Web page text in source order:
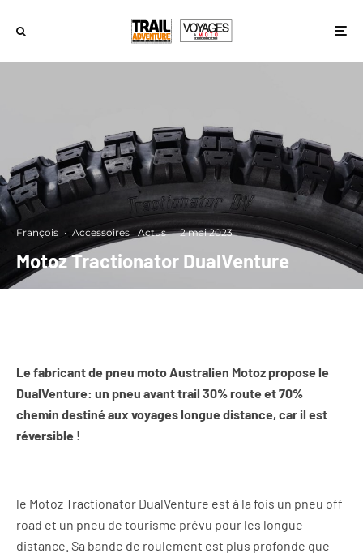
François · Accessoires Actus · 2 mai 2023
Motoz Tractionator DualVenture
Le fabricant de pneu moto Australien Motoz propose le
DualVenture: un pneu avant trail 30% route et 70%
chemin destiné aux voyages longue distance, car il est
réversible !
le Motoz Tractionator DualVenture est à la fois un pneu off
road et un pneu de tourisme prévu pour les longue
distance. Sa bande de roulement est plus profonde que